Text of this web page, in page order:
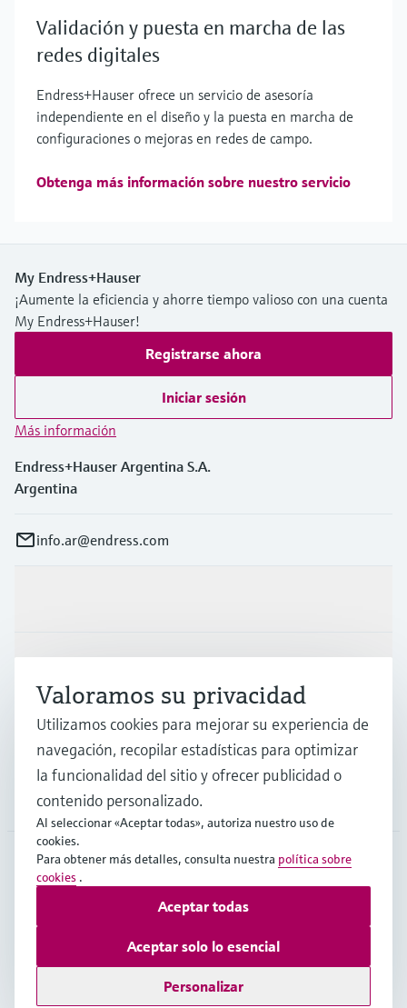
Validación y puesta en marcha de las
redes digitales
Endress+Hauser ofrece un servicio de asesoría
independiente en el diseño y la puesta en marcha de
configuraciones o mejoras en redes de campo.
Obtenga más información sobre nuestro servicio
My Endress+Hauser
¡Aumente la eficiencia y ahorre tiempo valioso con una cuenta
My Endress+Hauser!
Registrarse ahora
Iniciar sesión
Más información
Endress+Hauser Argentina S.A.
Argentina
info.ar@endress.com
Soporte
Compañía
ARG•Español
Copyright © Endress+Hauser Group Services AG
Protección de datos
Valoramos su privacidad
Utilizamos cookies para mejorar su experiencia de
navegación, recopilar estadísticas para optimizar
la funcionalidad del sitio y ofrecer publicidad o
contenido personalizado.
Al seleccionar «Aceptar todas», autoriza nuestro uso de
cookies.
Para obtener más detalles, consulta nuestra política sobre
cookies .
Personalizar
Aceptar solo lo esencial
Aceptar todas